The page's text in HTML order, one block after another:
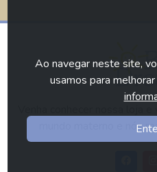
mundo materno e nós
Ao navegar neste site,
usamos para